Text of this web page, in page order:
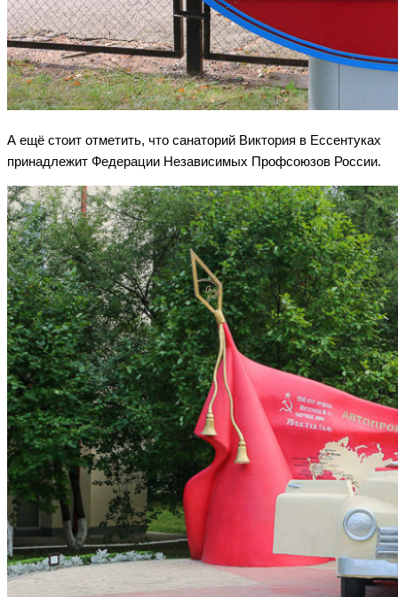
А ещё стоит отметить, что санаторий Виктория в Ессентуках
принадлежит Федерации Независимых Профсоюзов России.